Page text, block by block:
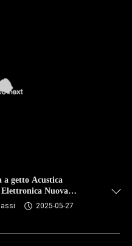
a getto Acustica
Nuova
assi
2025-05-27